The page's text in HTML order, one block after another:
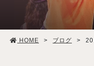
学校紹介・教育システ
HOME > ブログ >